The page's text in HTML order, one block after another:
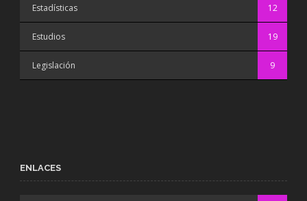
Estadísticas 12
Estudios 19
Legislación 9
ENLACES